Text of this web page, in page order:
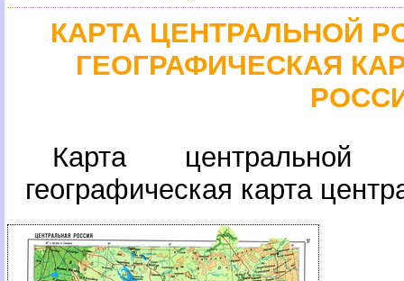
КАРТА ЦЕНТРАЛЬНОЙ
ГЕОГРАФИЧЕСКАЯ
Карта центральной
еографическая карта